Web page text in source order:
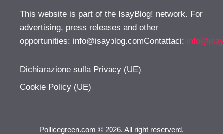
This website is part of the IsayBlog! network. For
advertising, press releases and other
opportunities: info@isayblog.comContattaci:
Dichiarazione sulla Privacy (UE)
Cookie Policy (UE)
Pollicegreen.com © 2026. All right reserverd.